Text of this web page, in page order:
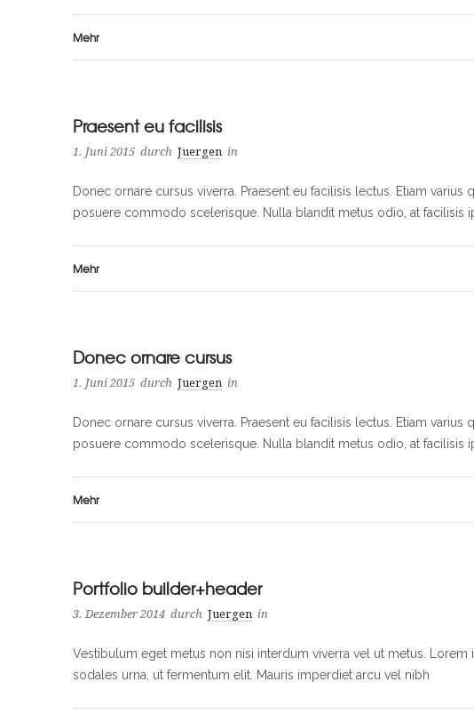
Mehr
Praesent eu facilisis
1. Juni 2015 durch Juergen in
Donec ornare cursus viverra. Praesent eu facilisis lectus. Etiam
posuere commodo scelerisque. Nulla blandit metus odio, at facilisis
Mehr
Donec ornare cursus
1. Juni 2015 durch Juergen in
Donec ornare cursus viverra. Praesent eu facilisis lectus. Etiam
posuere commodo scelerisque. Nulla blandit metus odio, at facilisis
Mehr
Portfolio builder+header
3. Dezember 2014 durch Juergen in
Vestibulum eget metus non nisi interdum viverra vel ut metus.
sodales urna, ut fermentum elit. Mauris imperdiet arcu vel nibh